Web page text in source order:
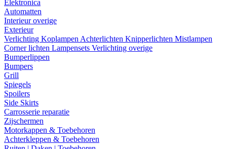
Elektronica
Automatten
Interieur overige
Exterieur
Verlichting Koplampen Achterlichten Knipperlichten Mistlampen
Corner lichten Lampensets Verlichting overige
Bumperlippen
Bumpers
Grill
Spiegels
Spoilers
Side Skirts
Carrosserie reparatie
Zijschermen
Motorkappen & Toebehoren
Achterkleppen & Toebehoren